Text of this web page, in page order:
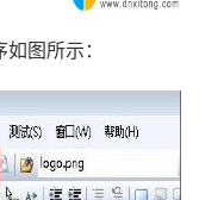
图所示：